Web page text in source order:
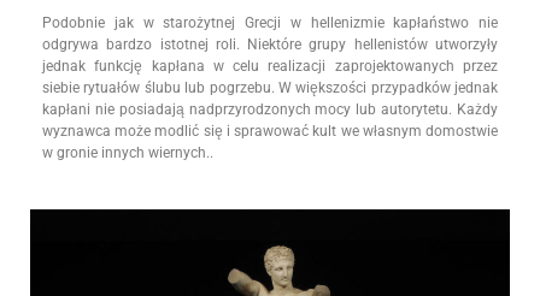
Podobnie jak w starożytnej Grecji w hellenizmie kapłaństwo nie
odgrywa bardzo istotnej roli. Niektóre grupy hellenistów utworzyły
jednak funkcję kapłana w celu realizacji zaprojektowanych przez
siebie rytuałów ślubu lub pogrzebu. W większości przypadków jednak
kapłani nie posiadają nadprzyrodzonych mocy lub autorytetu. Każdy
wyznawca może modlić się i sprawować kult we własnym domostwie
w gronie innych wiernych..